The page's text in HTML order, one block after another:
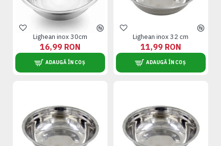
Lighean inox 30cm
16,99 RON
ADAUGĂ ÎN COȘ
Lighean inox 32 cm
11,99 RON
ADAUGĂ ÎN COȘ